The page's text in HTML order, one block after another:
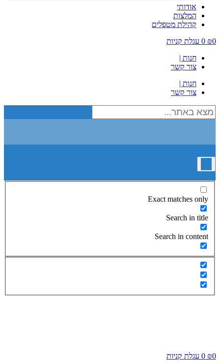
אודותי
המלצות
קהילת מטפלים
₪0
0 עגלת קניות
חנות |
צור קשר
חנות |
צור קשר
Exact matches only
Search in title
Search in content
₪0
0 עגלת קניות